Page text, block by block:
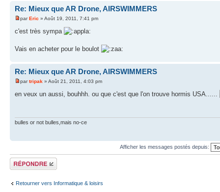
Re: Mieux que AR Drone, AIRSWIMMERS
parEric » Août 19, 2011, 7:41 pm
c'est très sympa
Vais en acheter pour le boulot
Re: Mieux que AR Drone, AIRSWIMMERS
partripak » Août 21, 2011, 4:03 pm
en veux un aussi, bouhhh. ou que c'est que l'on trouve hormis USA......
bulles or not bulles,mais no-ce
Afficher les messages postés depuis:
Répondre
Retourner vers Informatique & loisirs